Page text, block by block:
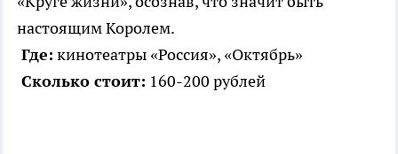
настоящим Королем.
Где: кинотеатры «Россия», «Октябрь»
Сколько стоит: 160-200 рублей